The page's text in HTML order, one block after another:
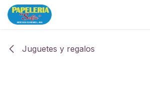
Ir al contenido
Juguetes y regalos